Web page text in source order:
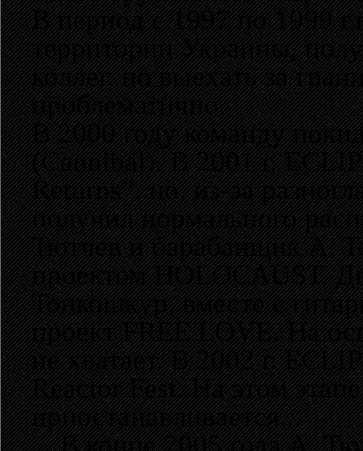
В период с 1997 по 1999
территории Украины,
коллег, но выехать за
проблематично.
В 2000 году команду
(Cannibal). В 2001 г.
Returns”, но, из-за
получил нормального
Тютчев и барабанщик А.
проектом HOLOCAUST.
Тонкошкур, вместе с
проект FREE LOVE. На
не хватает. В 2002 г.
Reactor Fest. На этом
приостанавливается...